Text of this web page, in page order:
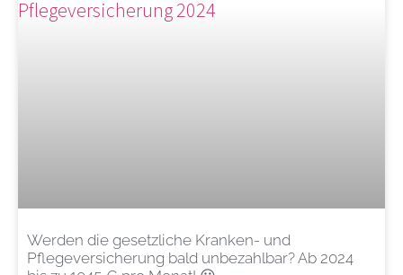
Werden die gesetzliche Kranken- und
Pflegeversicherung bald unbezahlbar? Ab 2024